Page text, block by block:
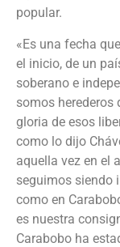
popular.
«Es una fecha
el inicio, de un
soberano e
somos herederos
gloria de esos
como lo dijo
aquella vez en el
seguimos siendo
como en
es nuestra
Carabobo ha